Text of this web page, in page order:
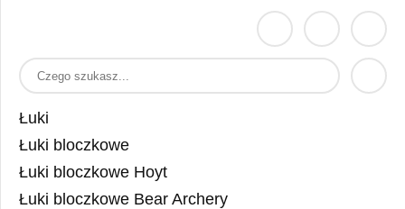
Łuki
Łuki bloczkowe
Łuki bloczkowe Hoyt
Łuki bloczkowe Bear Archery